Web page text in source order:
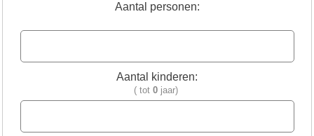
Aantal personen:
Aantal kinderen:
( tot 0jaar)